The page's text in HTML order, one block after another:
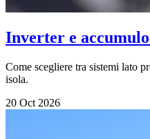
Inverter e
Come scegliere tra sistemi lato
isola.
20 Oct 2026